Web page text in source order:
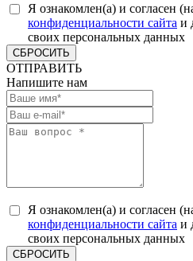
Я ознакомлен(а) и согласен
конфиденциальности сайта и
своих персональных данных
СБРОСИТЬ
ОТПРАВИТЬ
Напишите нам
Я ознакомлен(а) и согласен
конфиденциальности сайта и
своих персональных данных
СБРОСИТЬ